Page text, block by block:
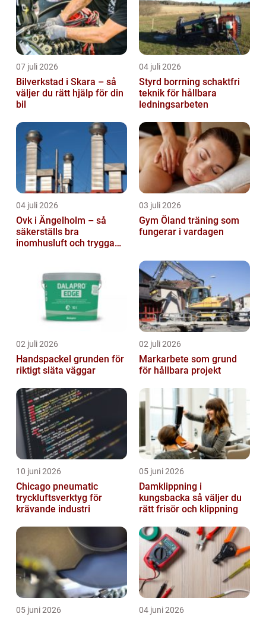
07 juli 2026
Bilverkstad i Skara – så
väljer du rätt hjälp för din
bil
04 juli 2026
Styrd borrning schaktfri
teknik för hållbara
ledningsarbeten
04 juli 2026
Ovk i Ängelholm – så
säkerställs bra
inomhusluft och trygga
03 juli 2026
Gym Öland träning som
fungerar i vardagen
02 juli 2026
Handspackel grunden för
riktigt släta väggar
02 juli 2026
Markarbete som grund
för hållbara projekt
10 juni 2026
Chicago pneumatic
tryckluftsverktyg för
krävande industri
05 juni 2026
Damklippning i
kungsbacka så väljer du
rätt frisör och klippning
05 juni 2026 04 juni 2026